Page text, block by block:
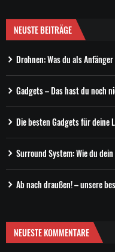
NEUSTE BEITRÄGE
Drohnen: Was du als
Gadgets – Das hast du noch
Die besten Gadgets für deine
Surround System: Wie du
Ab nach draußen! – unsere
NEUESTE KOMMENTARE